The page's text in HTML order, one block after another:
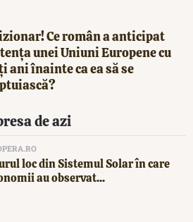
Ce român a anticipat
unei Uniuni Europene cu
ani înainte ca ea să se
de azi
loc din Sistemul Solar în care
au observat...